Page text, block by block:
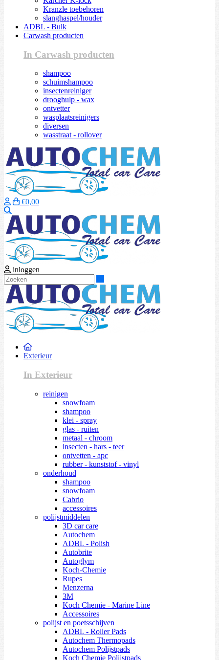
Kranzle toebehoren
slanghaspel/houder
ADBL - Bulk
Carwash producten
In Carwash producten
shampoo
schuimshampoo
insectenreiniger
drooghulp - wax
ontvetter
wasplaatsreinigers
diversen
wasstraat - rollover
€0,00
inloggen
Exterieur
In Exterieur
reinigen
snowfoam
shampoo
klei - spray
glas - ruiten
metaal - chroom
insecten - hars - teer
ontvetten - apc
rubber - kunststof - vinyl
onderhoud
shampoo
snowfoam
Cabrio
accessoires
polijstmiddelen
3D car care
Autochem
ADBL - Polish
Autobrite
Autoglym
Koch-Chemie
Rupes
Menzerna
3M
Koch Chemie - Marine Line
Accessoires
polijst en poetsschijven
ADBL - Roller Pads
Autochem Thermopads
Autochem Polijstpads
Koch Chemie Polijstpads